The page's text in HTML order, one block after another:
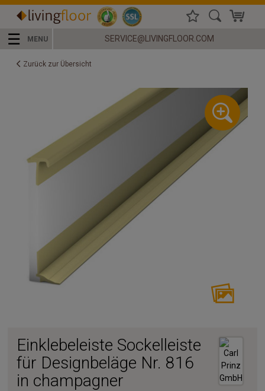
☰ MENU SERVICE@LIVINGFLOOR.COM
Zurück zur Übersicht
Einklebeleiste Sockelleiste
für Designbeläge Nr. 816
in champagner